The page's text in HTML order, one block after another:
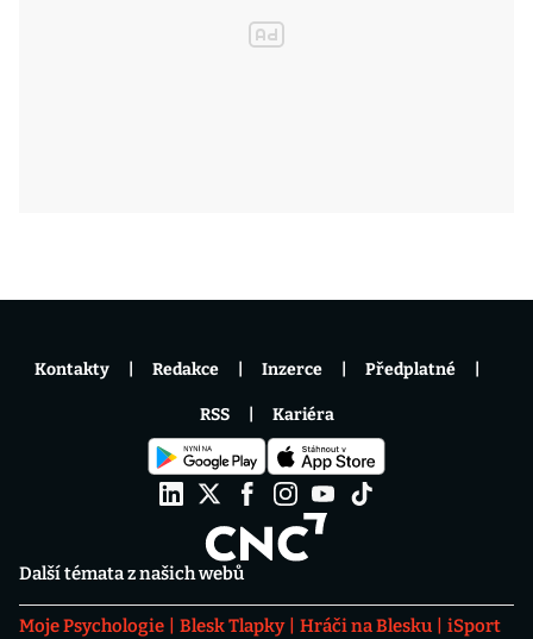
Další témata z našich webů
Moje Psychologie Blesk Tlapky Hráči na Blesku
iSport
Kontakty Redakce Inzerce Předplatné
RSS Kariéra